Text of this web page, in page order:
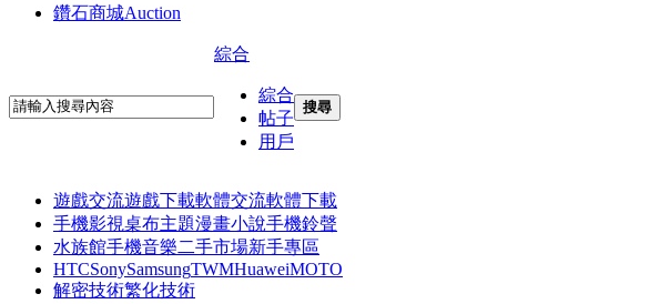
鑽石商城Auction
綜合
綜合
帖子
用戶
搜尋
遊戲交流遊戲下載軟體交流軟體下載
手機影視桌布主題漫畫小說手機鈴聲
水族館手機音樂二手市場新手專區
HTCSonySamsungTWMHuaweiMOTO
解密技術繁化技術